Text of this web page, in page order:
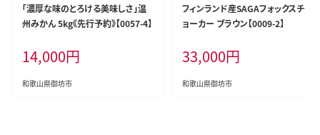
「濃厚な味のとろける美味しさ」温
州みかん 5kg《先行予約》【0057-4】
14,000円
和歌山県御坊市
フィンランド産SAGAフォックスチ
ョーカー ブラウン【0009-2】
33,000円
和歌山県御坊市